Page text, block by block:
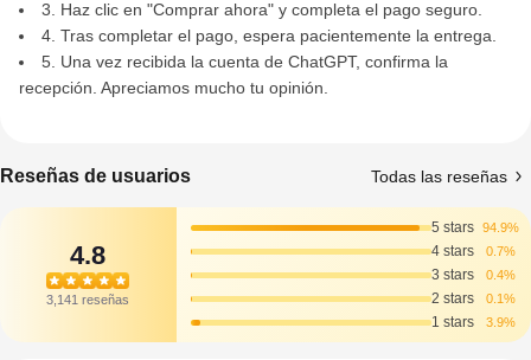
3. Haz clic en "Comprar ahora" y completa el pago seguro.
4. Tras completar el pago, espera pacientemente la entrega.
5. Una vez recibida la cuenta de ChatGPT, confirma la
recepción. Apreciamos mucho tu opinión.
Reseñas de usuarios Todas las reseñas
4.8
3,141 reseñas
5 stars 94.9%
4 stars 0.7%
3 stars 0.4%
2 stars 0.1%
1 stars 3.9%